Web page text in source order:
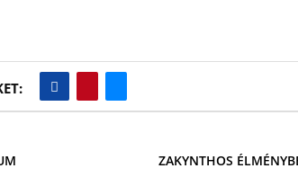
ZAKYNTHOS